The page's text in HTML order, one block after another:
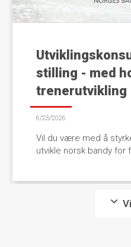
stilling - med
trenerutvikling
6/23/2026
Vil du være med å
utvikle norsk bandy for